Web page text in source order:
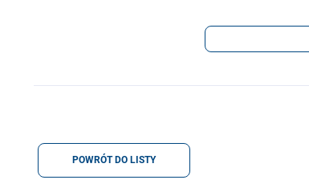
POWRÓT DO LISTY